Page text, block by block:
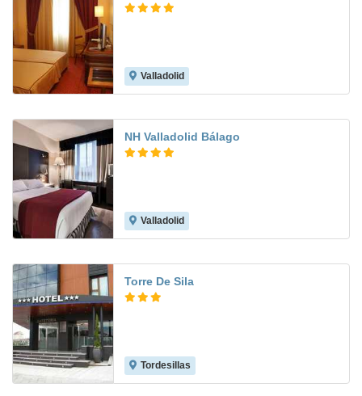
Valladolid
NH Valladolid Bálago
Valladolid
Torre De Sila
Tordesillas